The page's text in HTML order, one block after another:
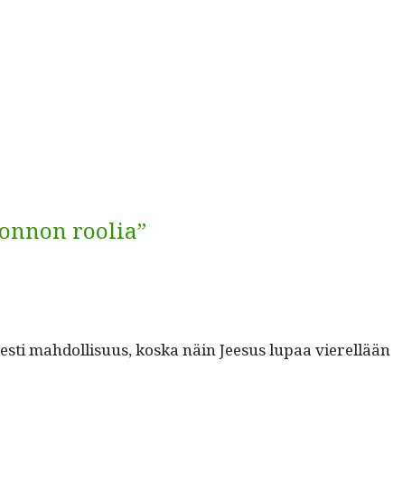
roolia”
mah­dol­lisu­us, kos­ka näin Jeesus lupaa vierel­lään